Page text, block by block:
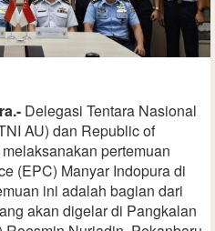
Delegasi Tentara Nasional
AU) dan Republic of
pertemuan
(EPC) Manyar Indopura di
ini adalah bagian dari
akan digelar di Pangkalan